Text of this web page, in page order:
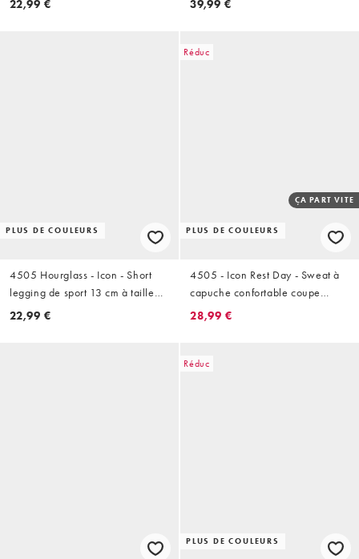
22,99 € 39,99 €
PLUS DE COULEURS
4505 Hourglass - Icon - Short
legging de sport 13 cm à taille
haute avec poche zippée pour
22,99 €
Réduc
PLUS DE COULEURS
ÇA PART VITE
4505 - Icon Rest Day - Sweat à
capuche confortable coupe
oversize en coton épais
28,99 €
Réduc
PLUS DE COULEURS